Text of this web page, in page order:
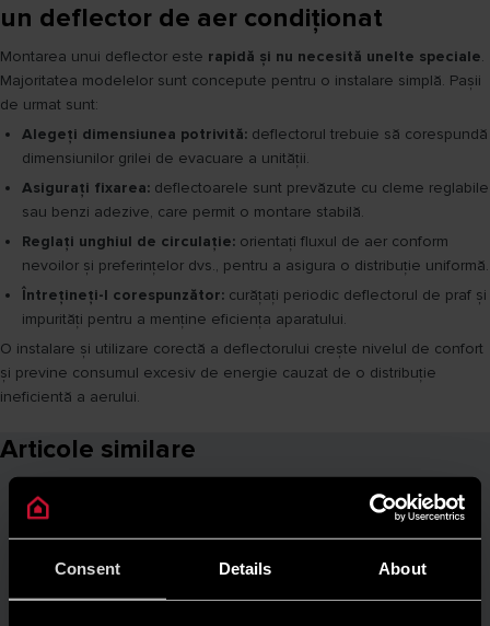
Consent Details About
un deflector de aer condiționat
Montarea unui deflector este rapidă și nu necesită unelte speciale.
Majoritatea modelelor sunt concepute pentru o instalare simplă. Pașii
de urmat sunt:
Alegeți dimensiunea potrivită: deflectorul trebuie să corespundă
dimensiunilor grilei de evacuare a unității.
Asigurați fixarea: deflectoarele sunt prevăzute cu cleme reglabile
sau benzi adezive, care permit o montare stabilă.
Reglați unghiul de circulație: orientați fluxul de aer conform
nevoilor și preferințelor dvs., pentru a asigura o distribuție uniformă.
Întrețineți-l corespunzător: curățați periodic deflectorul de praf și
impurități pentru a menține eficiența aparatului.
O instalare și utilizare corectă a deflectorului crește nivelul de confort
și previne consumul excesiv de energie cauzat de o distribuție
ineficientă a aerului.
Articole similare